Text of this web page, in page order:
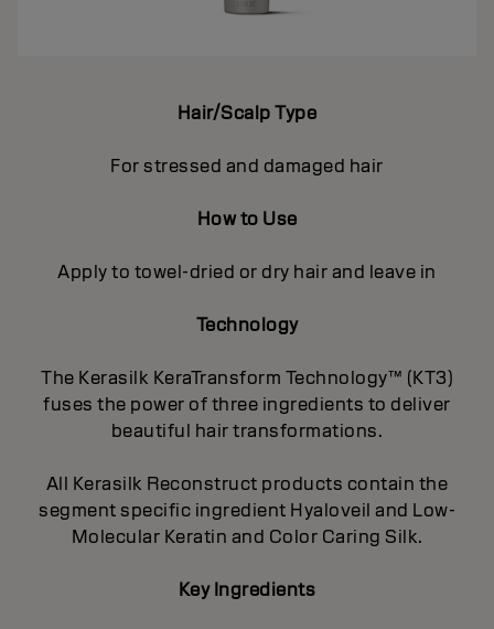
Hair/Scalp Type
For stressed and damaged hair
How to Use
Apply to towel-dried or dry hair and leave in
Technology
The Kerasilk KeraTransform Technology™ (KT3)
fuses the power of three ingredients to deliver
beautiful hair transformations.
All Kerasilk Reconstruct products contain the
segment specific ingredient Hyaloveil and Low-
Molecular Keratin and Color Caring Silk.
Key Ingredients